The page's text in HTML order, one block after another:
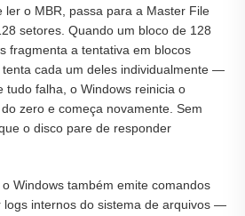
ler o MBR, passa para a Master File
setores. Quando um bloco de 128
fragmenta a tentativa em blocos
cada um deles individualmente —
tudo falha, o Windows reinicia o
zero e começa novamente. Sem
o disco pare de responder
Windows também emite comandos
logs internos do sistema de arquivos —